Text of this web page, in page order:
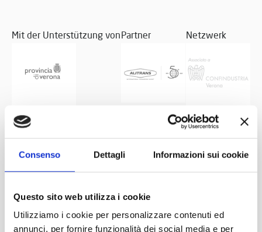
Consenso Dettagli Informazioni sui cookie
Questo sito web utilizza i cookie
Utilizziamo i cookie per personalizzare contenuti ed
annunci, per fornire funzionalità dei social media e per
Mit der Unterstützung vonPartner Netzwerk